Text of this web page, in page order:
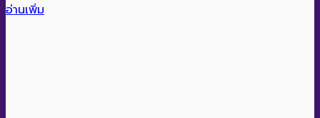
อ่านเพิ่ม